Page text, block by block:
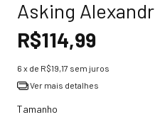
Asking
R$114,99
6 x de R$19,17 sem juros
Ver mais detalhes
Tamanho